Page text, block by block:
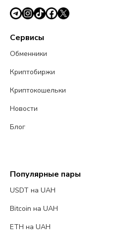
Сервисы
Обменники
Криптобиржи
Криптокошельки
Новости
Блог
Популярные пары
USDT на UAH
Bitcoin на UAH
ETH на UAH